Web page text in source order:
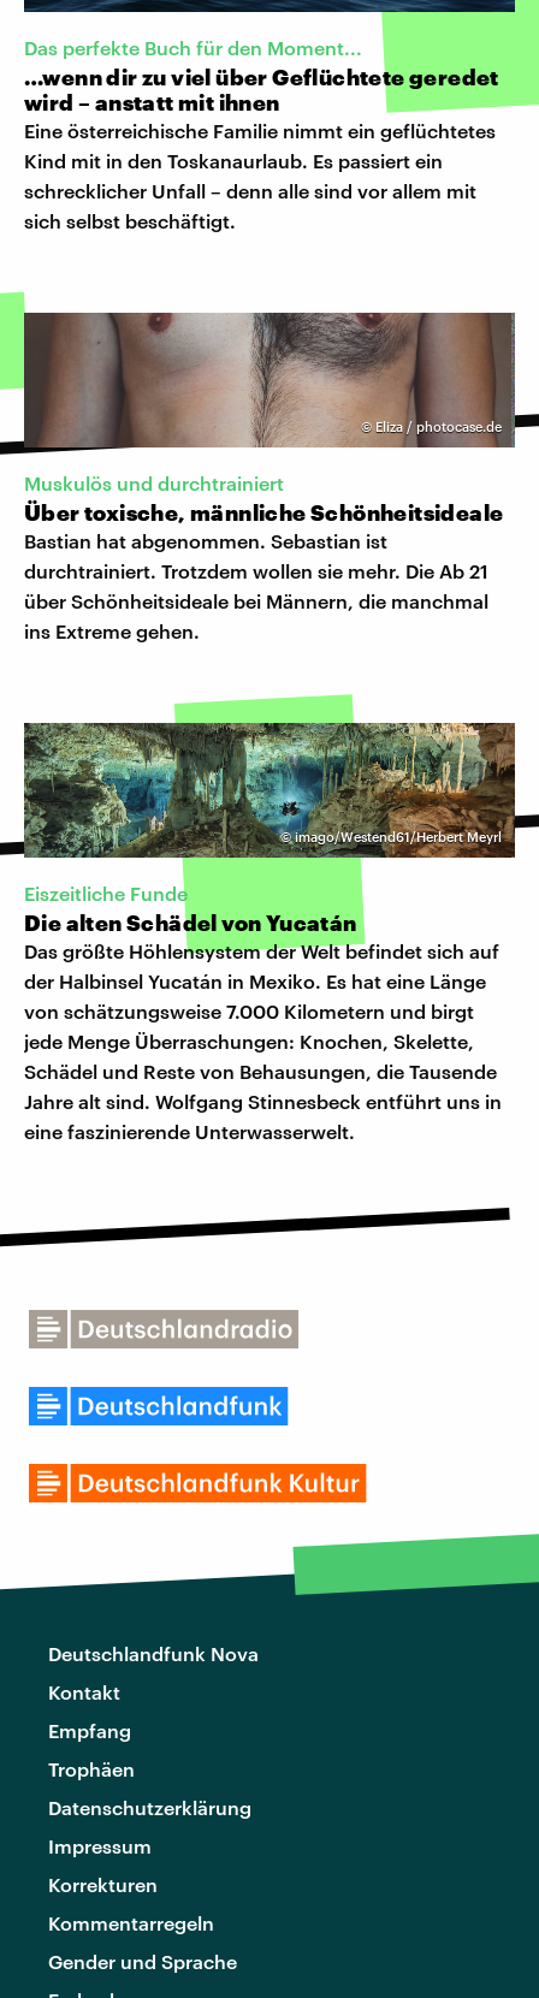
Das perfekte Buch für den Moment...
…wenn dir zu viel über Geflüchtete geredet
wird – anstatt mit ihnen
Eine österreichische Familie nimmt ein geflüchtetes
Kind mit in den Toskanaurlaub. Es passiert ein
schrecklicher Unfall – denn alle sind vor allem mit
sich selbst beschäftigt.
© Eliza / photocase.de
Muskulös und durchtrainiert
Über toxische, männliche Schönheitsideale
Bastian hat abgenommen. Sebastian ist
durchtrainiert. Trotzdem wollen sie mehr. Die Ab 21
über Schönheitsideale bei Männern, die manchmal
ins Extreme gehen.
©imago/Westend61/Herbert Meyrl
Eiszeitliche Funde
Die alten Schädel von Yucatán
Das größte Höhlensystem der Welt befindet sich auf
der Halbinsel Yucatán in Mexiko. Es hat eine Länge
von schätzungsweise 7.000 Kilometern und birgt
jede Menge Überraschungen: Knochen, Skelette,
Schädel und Reste von Behausungen, die Tausende
Jahre alt sind. Wolfgang Stinnesbeck entführt uns in
eine faszinierende Unterwasserwelt.
Deutschlandfunk Nova
Kontakt
Empfang
Trophäen
Datenschutzerklärung
Impressum
Korrekturen
Kommentarregeln
Gender und Sprache